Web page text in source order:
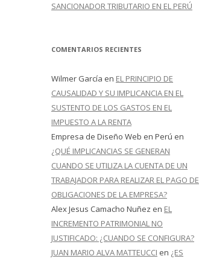
SANCIONADOR TRIBUTARIO EN EL PERÚ
COMENTARIOS RECIENTES
Wilmer García en EL PRINCIPIO DE
CAUSALIDAD Y SU IMPLICANCIA EN EL
SUSTENTO DE LOS GASTOS EN EL
IMPUESTO A LA RENTA
Empresa de Diseño Web en Perú en
¿QUÉ IMPLICANCIAS SE GENERAN
CUANDO SE UTILIZA LA CUENTA DE UN
TRABAJADOR PARA REALIZAR EL PAGO DE
OBLIGACIONES DE LA EMPRESA?
Alex Jesus Camacho Nuñez en EL
INCREMENTO PATRIMONIAL NO
JUSTIFICADO: ¿CUANDO SE CONFIGURA?
JUAN MARIO ALVA MATTEUCCI en ¿ES